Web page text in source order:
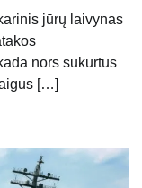
jūrų laivynas
nors sukurtus
[…]